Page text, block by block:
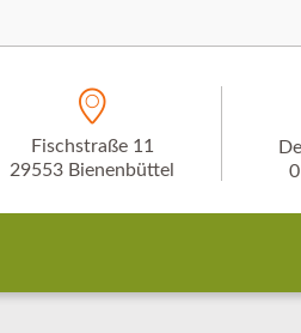
Fischstraße 11
29553 Bienenbüttel